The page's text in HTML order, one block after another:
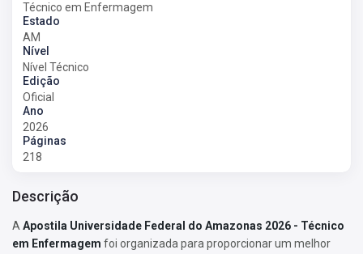
Técnico em Enfermagem
Estado
AM
Nível
Nível Técnico
Edição
Oficial
Ano
2026
Páginas
218
Descrição
A Apostila Universidade Federal do Amazonas 2026 - Técnico
em Enfermagem foi organizada para proporcionar um melhor